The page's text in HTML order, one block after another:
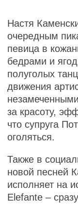
Настя
очередным
певица в
бедрами и
полуголых
движения
за красоту,
что супруга
оголяться.
Также в
новой песней
исполняет на
Elefante –